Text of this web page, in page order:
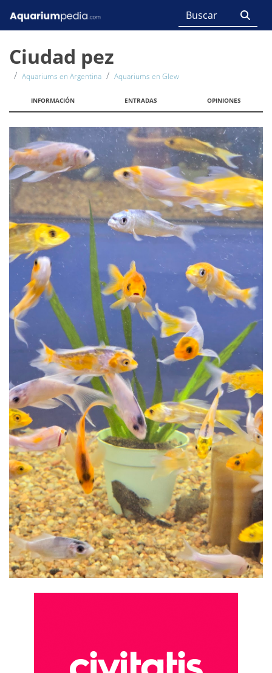
Ciudad pez
Aquariums en Argentina Aquariums en Glew
INFORMACIÓN ENTRADAS OPINIONES